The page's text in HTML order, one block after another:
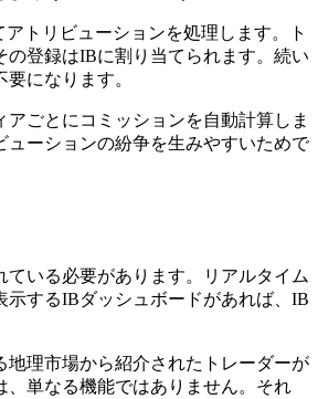
トリビューションを処理します。ト
登録はIBに割り当てられます。続い
になります。
ごとにコミッションを自動計算しま
ーションの紛争を生みやすいためで
いる必要があります。リアルタイム
するIBダッシュボードがあれば、IB
理市場から紹介されたトレーダーが
単なる機能ではありません。それ